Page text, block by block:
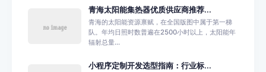
青海太阳能集热器优质供应商推荐...
青海的太阳能资源禀赋，在全国版图中属于第一梯
队。年均日照时数普遍在2500小时以上，太阳能年
辐射总量...
小程序定制开发选型指南：行业标...